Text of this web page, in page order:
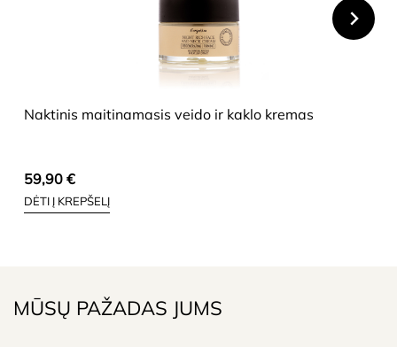
Naktinis maitinamasis veido ir kaklo kremas
59,90 €
DĖTI Į KREPŠELĮ
MŪSŲ PAŽADAS JUMS